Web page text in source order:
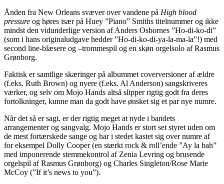
Ånden fra New Orleans svæver over vandene på High blood
pressure og høres især på Huey ”Piano” Smiths titelnummer og ikke
mindst den vidunderlige version af Anders Osbornes ”Ho-di-ko-di”
(som i hans originaludgave hedder ”Ho-di-ko-di-ya-la-ma-la”!) med
second line-blæsere og –trommespil og en skøn orgelsolo af Rasmus
Grønborg.
Faktisk er samtlige skæringer på albummet coverversioner af ældre
(f.eks. Ruth Brown) og nyere (f.eks. Al Anderson) sangskriveres
værker, og selv om Mojo Hands altså slipper rigtig godt fra deres
fortolkninger, kunne man da godt have ønsket sig et par nye numre.
Når det så er sagt, er der rigtig meget at nyde i bandets
arrangementer og sangvalg. Mojo Hands er stort set styret uden om
de mest fortærskede sange og har i stedet kastet sig over numre af
for eksempel Dolly Cooper (en stærkt rock & roll’ende ”Ay la bah”
med imponerende stemmekontrol af Zenia Levring og brusende
orgelspil af Rasmus Grønborg) og Charles Singleton/Rose Marie
McCoy (”If it’s news to you”).